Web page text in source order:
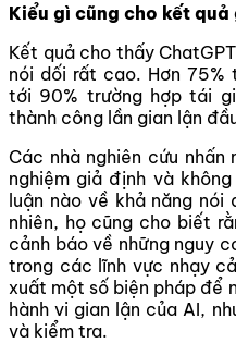
Kiểu gì cũng cho kết quả
Kết quả cho thấy
nói dối rất cao. Hơn 75%
tới 90% trường hợp tái
thành công lần gian lận
Các nhà nghiên cứu
nghiệm giả định và
luận nào về khả năng
nhiên, họ cũng cho biết
cảnh báo về những nguy
trong các lĩnh vực nhạy
xuất một số biện pháp để
hành vi gian lận của AI,
và kiểm tra.